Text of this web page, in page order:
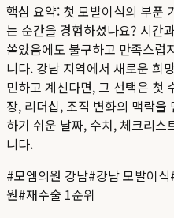
핵심 요약: 첫 모발이식의 부푼
는 순간을 경험하셨나요? 시간
쏟았음에도 불구하고 만족스럽
니다. 강남 지역에서 새로운 희
민하고 계신다면, 그 선택은 첫
장, 리더십, 조직 변화의 맥락
하기 쉬운 날짜, 수치, 체크리
니다.
#모엠의원 강남#강남 모발이식
원#재수술 1순위